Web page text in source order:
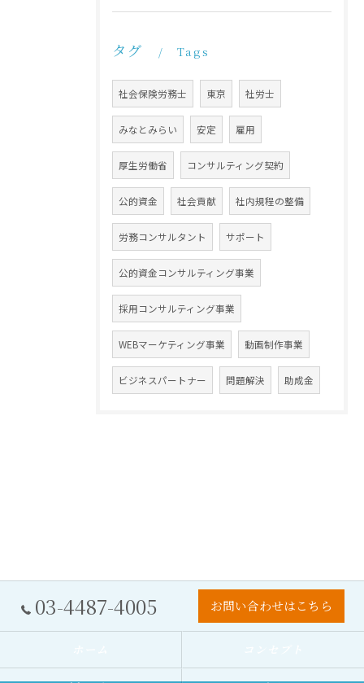
タグ Tags
社会保険労務士 東京 社労士
みなとみらい 安定 雇用
厚生労働省 コンサルティング契約
公的資金 社会貢献 社内規程の整備
労務コンサルタント サポート
公的資金コンサルティング事業
採用コンサルティング事業
WEBマーケティング事業 動画制作事業
ビジネスパートナー 問題解決 助成金
03-4487-4005 お問い合わせはこちら